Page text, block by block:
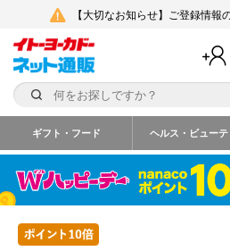
【大切なお知らせ】ご登録情報
ギフト・フード ヘルス・ビュー